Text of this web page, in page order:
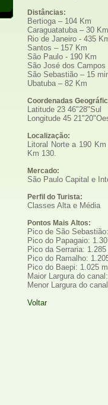
Distâncias:
Bertioga – 104 Km
Caraguatatuba – 30 Km
Rio de Janeiro - 435
Santos – 157 Km
São Paulo - 190 Km
São José dos Campos
São Sebastião – 15
Ubatuba – 82 Km
Coordenadas
Latitude 23 46"28"Sul
Longitude 45
Localização:
Litoral Norte a 190
Km 130.
Mercado:
São Paulo Capital e
Perfil do Turista:
Classes Alta e Média
Pontos Mais Altos:
Pico de São
Pico do Papagaio:
Pico da Serraria: 1.285
Pico do Ramalho:
Pico do Baepi: 1.025 m
Maior Largura do
Menor Largura do
Voltar